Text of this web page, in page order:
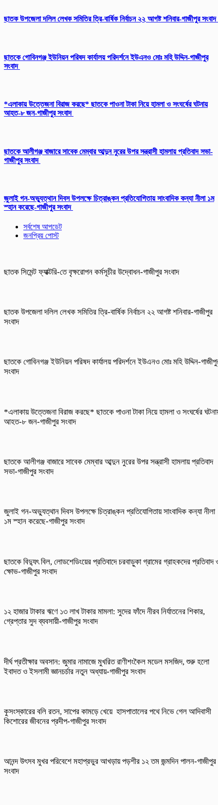
ছাতক উপজেলা দলিল লেখক সমিতির ত্রি-বার্ষিক নির্বাচন ২২ আগষ্ট শনিবার-গাজীপুর সংবাদ
ছাতকে গোবিনগঞ্জ ইউনিয়ন পরিষদ কার্যালয় পরিদর্শনে ইউএনও মোঃ মহি উদ্দিন-গাজীপুর
সংবাদ
*এলাকায় উত্তেজনা বিরাজ করছে* ছাতকে পাওনা টাকা নিয়ে হামলা ও সংঘর্ষের ঘটনায়
আহত-৮ জন-গাজীপুর সংবাদ
ছাতকে আলীগঞ্জ বাজারে সাবেক মেম্বার আব্দুন নুরের উপর সন্ত্রাসী হামলায় প্রতিবাদ সভা-
গাজীপুর সংবাদ
জুলাই গন-অভ্যুত্থান দিবস উপলক্ষে চিত্রাঙ্কন প্রতিযোগিতায় সাংবাদিক কন্যা নীলা ১ম
স্হান করেছে-গাজীপুর সংবাদ
সর্বশেষ আপডেট
জনপ্রিয় পোস্ট
ছাতক সিমেন্ট ফ্যাক্টরি-তে বৃক্ষরোপন কর্মসূচীর উদ্বোধন-গাজীপুর সংবাদ
ছাতক উপজেলা দলিল লেখক সমিতির ত্রি-বার্ষিক নির্বাচন ২২ আগষ্ট শনিবার-গাজীপুর
সংবাদ
ছাতকে গোবিনগঞ্জ ইউনিয়ন পরিষদ কার্যালয় পরিদর্শনে ইউএনও মোঃ মহি উদ্দিন-
সংবাদ
*এলাকায় উত্তেজনা বিরাজ করছে* ছাতকে পাওনা টাকা নিয়ে হামলা ও সংঘর্ষের
আহত-৮ জন-গাজীপুর সংবাদ
ছাতকে আলীগঞ্জ বাজারে সাবেক মেম্বার আব্দুন নুরের উপর সন্ত্রাসী হামলায় প্রতিবাদ
সভা-গাজীপুর সংবাদ
জুলাই গন-অভ্যুত্থান দিবস উপলক্ষে চিত্রাঙ্কন প্রতিযোগিতায় সাংবাদিক কন্যা নীলা
১ম স্হান করেছে-গাজীপুর সংবাদ
ছাতকে বিদ্যুৎ বিল, লোডশেডিংয়ের প্রতিবাদে চরবাড়ুকা গ্রামের গ্রাহকদের প্রতিবাদ
ক্ষোভ-গাজীপুর সংবাদ
১২ হাজার টাকার ঋণে ১৩ লাখ টাকার মামলা: সুদের ফাঁদে নীরব নির্যাতনের শিকার,
গ্রেপ্তার সুদ ব্যবসায়ী-গাজীপুর সংবাদ
দীর্ঘ প্রতীক্ষার অবসান: জুমার নামাজে মুখরিত রাণীশংকৈল মডেল মসজিদ, শুরু হলো
ইবাদত ও ইসলামী জ্ঞানচর্চার নতুন অধ্যায়-গাজীপুর সংবাদ
কুসংস্কারের বলি রতন, সাপের কামড়ে খেয়ে হাসপাতালের পথে নিভে গেল আদিবাসী
কিশোরের জীবনের প্রদীপ-গাজীপুর সংবাদ
আনন্দ উৎসব মুখর পরিবেশে মহাপ্রভুর আখড়ায় পড়শীর ১২ তম জন্মদিন পালন-গাজীপুর
সংবাদ